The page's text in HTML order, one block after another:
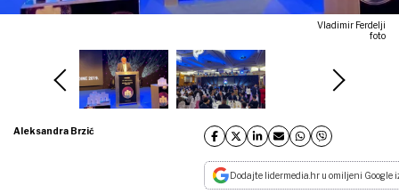
Vladimir Ferdelji
foto
Aleksandra Brzić
Dodajte lidermedia.hr u omiljeni Google